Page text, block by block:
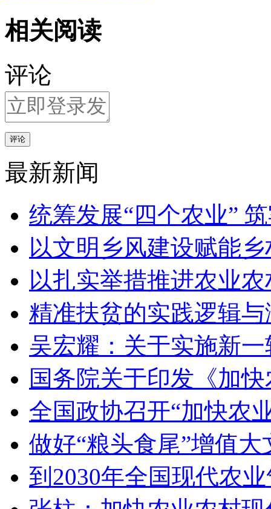
相关阅读
评论
评论
最新新闻
统筹发展“四个农业”
以文明乡风建设赋能
以扎实举措推进农业
精准扶贫的实践逻辑
吴宏耀：关于实施新
国务院关于印发《加
全国政协召开“加快农
做好“粮头食尾”增值大
到2030年全国现代农